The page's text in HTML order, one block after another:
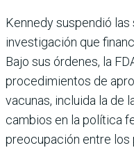
Kennedy suspendió
investigación que
Bajo sus órdenes, la
procedimientos de
vacunas, incluida la de
cambios en la política
preocupación entre los